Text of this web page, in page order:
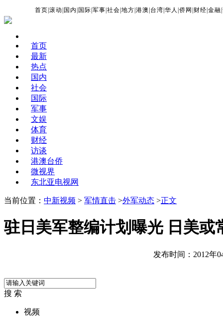
首页 |滚动 国内 国际 |军事 |社会 |地方 |港澳 台湾 |华人 |侨网 财经 |金融 |
首页
最新
热点
国内
社会
国际
军事
文娱
体育
财经
访谈
港澳台侨
微视界
东北亚电视网
当前位置： 中新视频 > 军情直击 >外军动态 >正文
驻日美军整编计划曝光 日美或
发布时间：2012年
搜 索
视频